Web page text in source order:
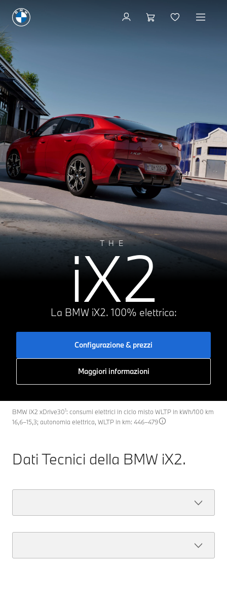
THE
iX2
La BMW iX2. 100% elettrica:
Configurazione & prezzi
Maggiori informazioni
BMW iX2 xDrive301: consumi elettrici in ciclo misto WLTP in kWh/100 km
16,6–15,3; autonomia elettrica, WLTP in km: 446–479
Dati Tecnici della BMW iX2.